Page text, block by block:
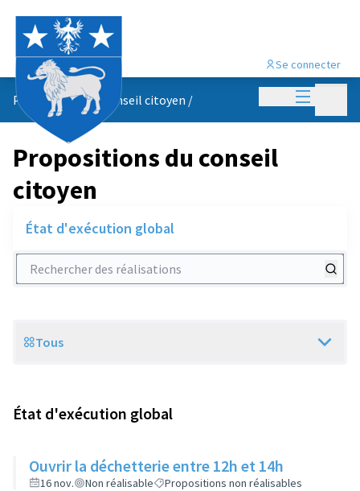
Menu
Se connecter
Propositions du conseil citoyen /
Propositions du conseil
citoyen
État d'exécution global
Rechercher des réalisations
Scope
Tous
État d'exécution global
Ouvrir la déchetterie entre 12h et 14h
16 nov. Non réalisable Propositions non réalisables